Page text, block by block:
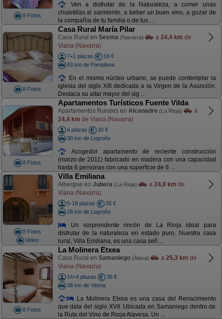
8 Fotos
Ven a disfrutar de la Naturaleza, a comer unas
chuletillas al sarmiento, a beber un buen vino, a gozar de
la compañia de tu familia o de tus ...
8 Fotos
Casa Rural María Pilar
Casa Rural en Sesma (Navarra) a 24,4 km de
Viana (Navarra)
7+1 plazas
16 €
63 km de Pamplona
En el mismo núcleo urbano, se puede contemplar la
iglesia del siglo XIII dedicada a la Virgen de la Asunción.
Destaca su altar mayor del sig ...
8 Fotos
Apartamentos Turísticos Fuente Vilda
Apartamentos Rurales en Alcanadre (La Rioja)
a
24,4 km de Viana (Navarra)
6 plazas
20 €
30 km de Logroño
Acogedor apartamento de reciente construcción
(marzo de 2011) fabricado en madera con una capacidad
hasta 6 personas con una superficie de 6 ...
8 Fotos
Video
Villa Emiliana
Albergue en Jubera (La Rioja) a 24,8 km de
Viana (Navarra)
5-18 plazas
35 €
28 km de Logroño
Un sorprendente rincón de La Rioja ideal para
disfrutar de la naturaleza en estado puro. Nuestra casa
rural, Villa Emiliana, es una casa señ ...
8 Fotos
La Molinera Etxea
Casa Rural en Samaniego (Álava) a 25,3 km de
Viana (Navarra)
14+4 plazas
35 €
38 km de Vitoria
La Molinera Etxea es una casa del Renacimiento
que data del siglo XVII. Ubicada en Samaniego dentro de
la Ruta del Vino de Rioja Alavesa. Un ...